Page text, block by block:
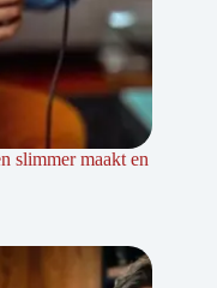
slimmer maakt en